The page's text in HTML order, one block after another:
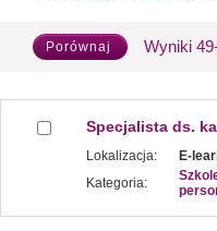
Porównaj Wyniki
Specjalista ds.
Lokalizacja:
E-
Kategoria: